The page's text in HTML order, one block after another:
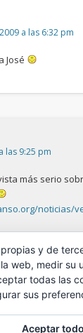
a las 6:32 pm
José
las 9:25 pm
más serio
noticias/
y de
web, medir su
todas las
sus
Aceptar todo